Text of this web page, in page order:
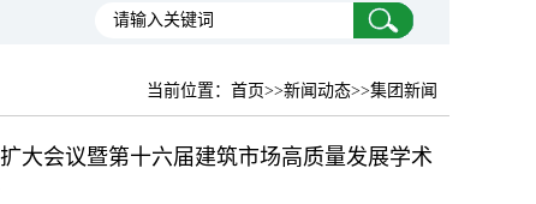
当前位置： 首页>>新闻动态>>集团新闻
大会议暨第十六届建筑市场高质量发展学术